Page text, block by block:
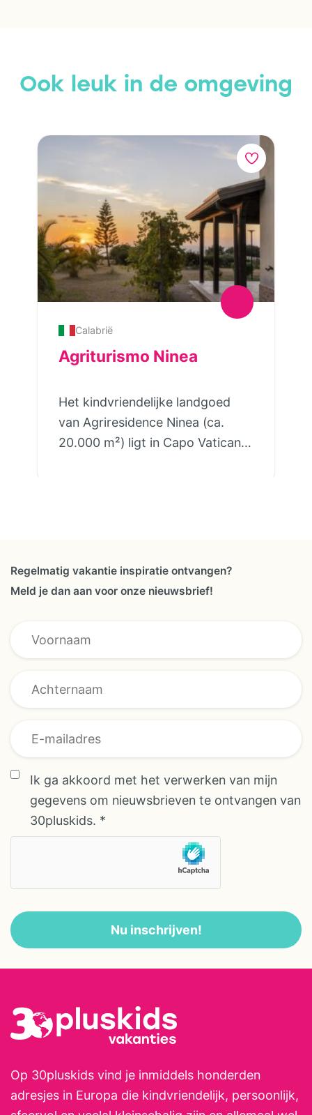
Ook leuk in de omgeving
Calabrië
Agriturismo Ninea
Het kindvriendelijke landgoed
van Agriresidence Ninea (ca.
20.000 m²) ligt in Capo Vaticano,
totaal zijn er 28 driekamer
appartementen van 60 m²,
verdeeld in 4 categorieën: –
2024): deze appartementen
staan vooraan en hebben een
Front row lodge: deze
hebben een privé terras met
zeezicht. – Lodge with partial
sea view: deze appartementen
staan vooraan hebben een privé
terras met gedeeltelijk zeezicht.
– Lodge in the park: deze
en uitzicht op het platteland. De
vakantiewoningen hebben een
woonkamer met eettafel, stoelen
eenvoudige open keuken. De
appartementen hebben 2
slaapkamers (waarvan 1 met
losse bedden). De badkamer
beschikt over een douche en
toilet. Aan de voorkant van het
Regelmatig vakantie inspiratie ontvangen?
Meld je dan aan voor onze nieuwsbrief!
* * E-mailadres
Ik ga akkoord met het verwerken van mijn
gegevens om nieuwsbrieven te ontvangen van
30pluskids. *
Nu inschrijven!
Op 30pluskids vind je inmiddels honderden
adresjes in Europa die kindvriendelijk, persoonlijk,